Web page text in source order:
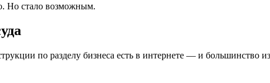
Но стало возможным.
по разделу бизнеса есть в интернете — и большинство